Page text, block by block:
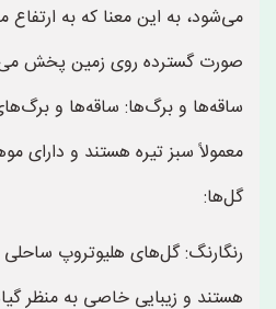
می‌شود، به این معنا که به
صورت گسترده روی زمین پخش
ساقه‌ها و برگ‌ها: ساقه‌ها و
معمولاً سبز تیره هستند و دارای
گل‌ها:
رنگارنگ: گل‌های هلیوتروپ ساحلی
هستند و زیبایی خاصی به منظر